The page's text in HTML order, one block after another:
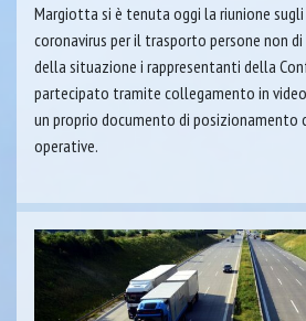
Margiotta si è tenuta oggi la riunione
coronavirus per il trasporto persone non
della situazione i rappresentanti della
partecipato tramite collegamento in
un proprio documento di posizionamento
operative.